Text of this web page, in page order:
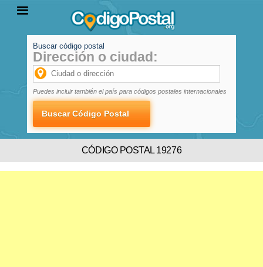
PROVINCIAS
LOCALIDADES
Buscar código postal
Dirección o ciudad:
Puedes incluir también el país para códigos postales internacionales
CÓDIGO POSTAL 19276